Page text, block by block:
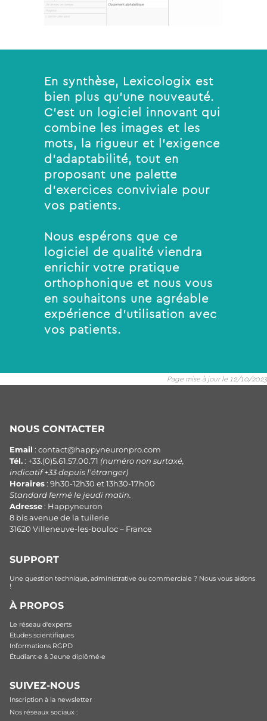
En synthèse, Lexicologix est
bien plus qu’une nouveauté.
C’est un logiciel innovant qui
combine les images et les
mots, la rigueur et l’exigence
d’adaptabilité, tout en
proposant une palette
d’exercices conviviale pour
vos patients.
Nous espérons que ce
logiciel de qualité viendra
enrichir votre pratique
orthophonique et nous vous
en souhaitons une agréable
expérience d’utilisation avec
vos patients.
Page mise à jour le 12/10/2023
NOUS CONTACTER
Email : contact@happyneuronpro.com
Tél. : +33.(0)5.61.57.00.71 (numéro non surtaxé,
indicatif +33 depuis l’étranger)
Horaires : 9h30-12h30 et 13h30-17h00
Standard fermé le jeudi matin.
Adresse : Happyneuron
8 bis avenue de la tuilerie
31620 Villeneuve-les-bouloc – France
SUPPORT
Une question technique, administrative ou commerciale ? Nous vous aidons
!
À PROPOS
Le réseau d'experts
Etudes scientifiques
Informations RGPD
Étudiant·e & Jeune diplômé·e
SUIVEZ-NOUS
Inscription à la newsletter
Nos réseaux sociaux :